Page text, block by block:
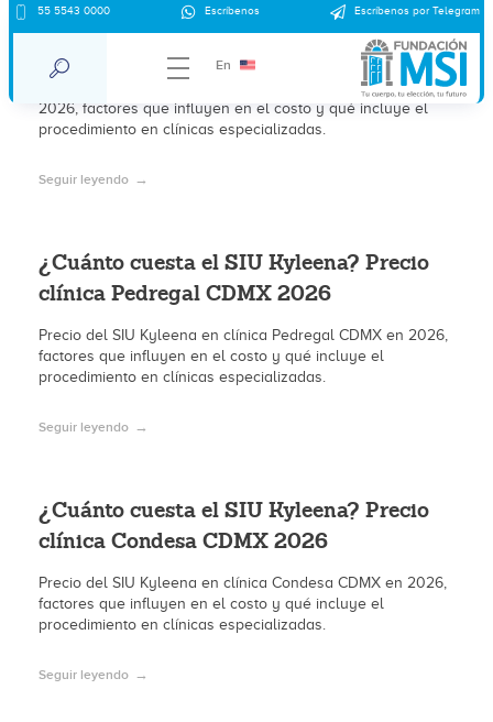
55 5543 0000 Escríbenos Escríbenos por Telegram
En
¿Cuánto cuesta el SIU Kyleena? Precio
Precio del SIU Kyleena en clínica Coyoacán CDMX en
2026, factores que influyen en el costo y qué incluye el
procedimiento en clínicas especializadas.
Seguir leyendo
¿Cuánto cuesta el SIU Kyleena? Precio
clínica Pedregal CDMX 2026
Precio del SIU Kyleena en clínica Pedregal CDMX en 2026,
factores que influyen en el costo y qué incluye el
procedimiento en clínicas especializadas.
Seguir leyendo
¿Cuánto cuesta el SIU Kyleena? Precio
clínica Condesa CDMX 2026
Precio del SIU Kyleena en clínica Condesa CDMX en 2026,
factores que influyen en el costo y qué incluye el
procedimiento en clínicas especializadas.
Seguir leyendo